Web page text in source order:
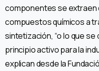
componentes se extraen
compuestos químicos a
sintetización, “o lo que
principio activo para la
explican desde la